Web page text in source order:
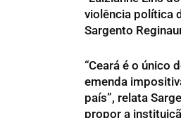
violência política
Sargento
“Ceará é o único
emenda
país”, relata
propor a